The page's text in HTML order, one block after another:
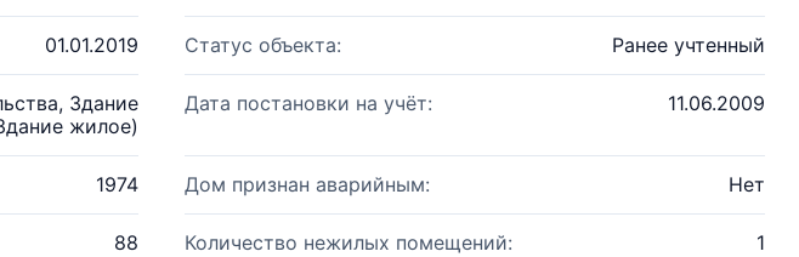
01.01.2019 Статус объекта: Ранее учтенный
Здание
жилое)
Дата постановки на учёт: 11.06.2009
1974 Дом признан аварийным: Нет
88 Количество нежилых помещений: 1